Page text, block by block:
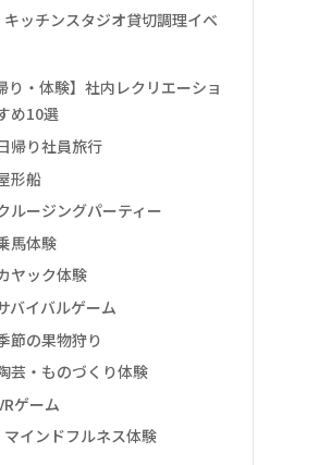
キッチンスタジオ貸切調理イベ
り・体験】社内レクリエーショ
め10選
帰り社員旅行
形船
ルージングパーティー
馬体験
ヤック体験
バイバルゲーム
節の果物狩り
芸・ものづくり体験
ゲーム
マインドフルネス体験